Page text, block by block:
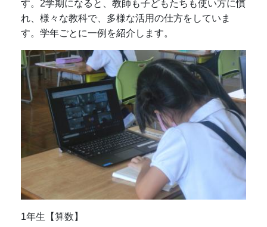
す。2学期になると、教師も子どもたちも使い方に慣
れ、様々な教科で、多様な活用の仕方をしていま
す。学年ごとに一例を紹介します。
1年生【算数】